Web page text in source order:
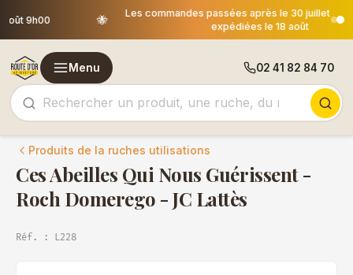
🐝
Les commandes passées après le 30 juillet 12h00 seront
expédiées le 18 août
Menu 02 41 82 84 70
Produits de la ruches utilisations
Ces Abeilles Qui Nous Guérissent -
Roch Domerego - JC Lattès
Réf. : L228